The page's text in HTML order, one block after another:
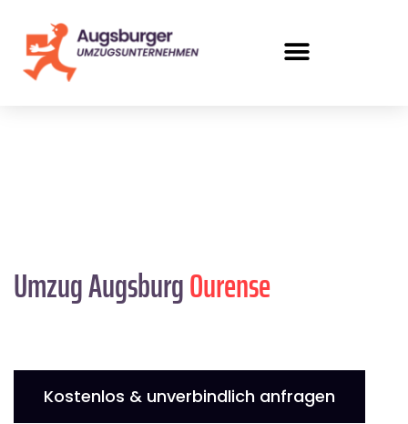
Umzug AugsburgOurense
Kostenlos & unverbindlich anfragen